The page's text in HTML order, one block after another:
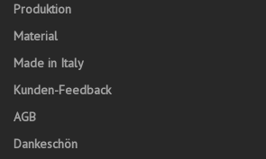
Produktion
Material
Made in Italy
Kunden-Feedback
AGB
Dankeschön